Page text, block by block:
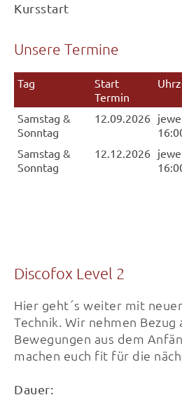
Kursstart
Unsere Termine
Tag
Start
Termin
Samstag &
Sonntag
12.09.2026
Samstag &
Sonntag
12.12.2026
Discofox Level 2
Hier geht´s weiter mit
Technik. Wir nehmen Bezug
Bewegungen aus dem
machen euch fit für die
Dauer: